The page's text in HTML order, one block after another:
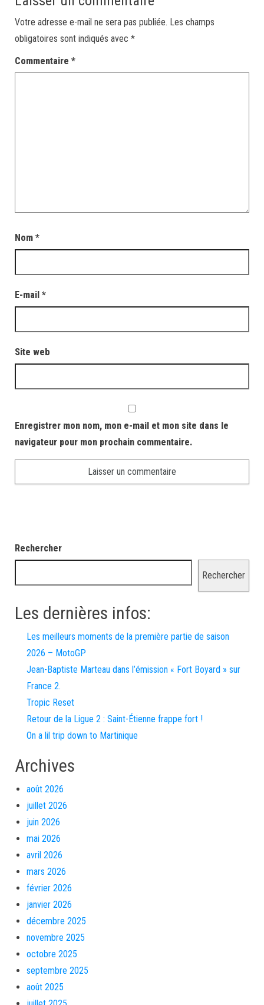
Votre adresse e-mail ne sera pas publiée. Les champs
obligatoires sont indiqués avec *
Commentaire *
Nom *
E-mail *
Site web
Enregistrer mon nom, mon e-mail et mon site dans le
navigateur pour mon prochain commentaire.
Rechercher
Rechercher
Les dernières infos:
Les meilleurs moments de la première partie de saison
2026 – MotoGP
Jean-Baptiste Marteau dans l’émission « Fort Boyard » sur
France 2.
Tropic Reset
Retour de la Ligue 2 : Saint-Étienne frappe fort !
On a lil trip down to Martinique
Archives
août 2026
juillet 2026
juin 2026
mai 2026
avril 2026
mars 2026
février 2026
janvier 2026
décembre 2025
novembre 2025
octobre 2025
septembre 2025
août 2025